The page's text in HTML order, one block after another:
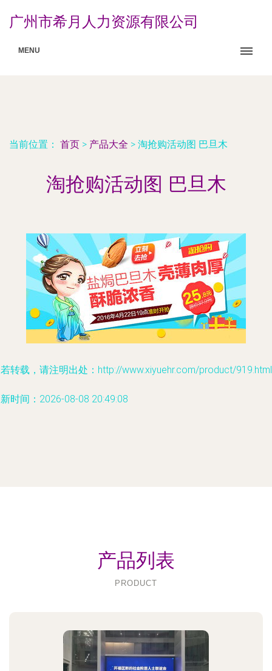
广州市希月人力资源有限公司
MENU
当前位置： 首页 > 产品大全 > 淘抢购活动图 巴旦木
淘抢购活动图 巴旦木
转载，请注明出处：http://www.xiyuehr.com/product/919.html
时间：2026-08-08 20:49:08
产品列表
PRODUCT